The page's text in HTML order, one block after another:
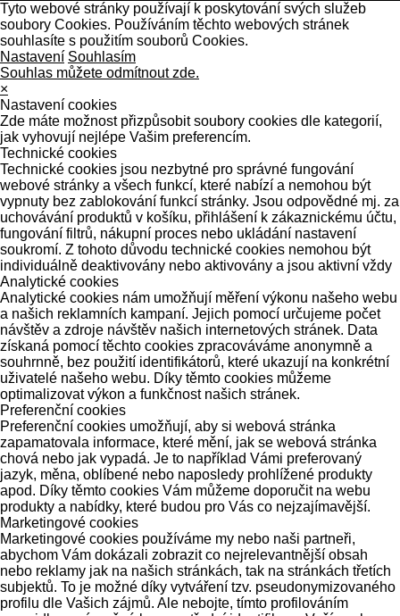
Tyto webové stránky používají k poskytování svých služeb
soubory Cookies. Používáním těchto webových stránek
souhlasíte s použitím souborů Cookies.
Nastavení Souhlasím
Souhlas můžete odmítnout zde.
×
Nastavení cookies
Zde máte možnost přizpůsobit soubory cookies dle kategorií,
jak vyhovují nejlépe Vašim preferencím.
Technické cookies
Technické cookies jsou nezbytné pro správné fungování
webové stránky a všech funkcí, které nabízí a nemohou být
vypnuty bez zablokování funkcí stránky. Jsou odpovědné mj. za
uchovávání produktů v košíku, přihlášení k zákaznickému účtu,
fungování filtrů, nákupní proces nebo ukládání nastavení
soukromí. Z tohoto důvodu technické cookies nemohou být
individuálně deaktivovány nebo aktivovány a jsou aktivní vždy
Analytické cookies
Analytické cookies nám umožňují měření výkonu našeho webu
a našich reklamních kampaní. Jejich pomocí určujeme počet
návštěv a zdroje návštěv našich internetových stránek. Data
získaná pomocí těchto cookies zpracováváme anonymně a
souhrnně, bez použití identifikátorů, které ukazují na konkrétní
uživatelé našeho webu. Díky těmto cookies můžeme
optimalizovat výkon a funkčnost našich stránek.
Preferenční cookies
Preferenční cookies umožňují, aby si webová stránka
zapamatovala informace, které mění, jak se webová stránka
chová nebo jak vypadá. Je to například Vámi preferovaný
jazyk, měna, oblíbené nebo naposledy prohlížené produkty
apod. Díky těmto cookies Vám můžeme doporučit na webu
produkty a nabídky, které budou pro Vás co nejzajímavější.
Marketingové cookies
Marketingové cookies používáme my nebo naši partneři,
abychom Vám dokázali zobrazit co nejrelevantnější obsah
nebo reklamy jak na našich stránkách, tak na stránkách třetích
subjektů. To je možné díky vytváření tzv. pseudonymizovaného
profilu dle Vašich zájmů. Ale nebojte, tímto profilováním